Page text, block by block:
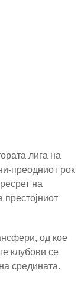
лига на
преодниот рок
на
престојниот
од кое
клубови се
средината.